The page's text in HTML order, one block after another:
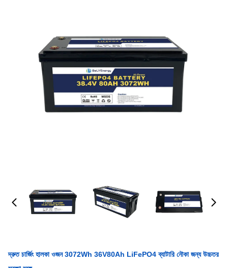
দ্রুত চার্জিং হালকা ওজন 3072Wh 36V80Ah LiFePO4 ব্যাটারি নৌকা জন্য উচ্চতর